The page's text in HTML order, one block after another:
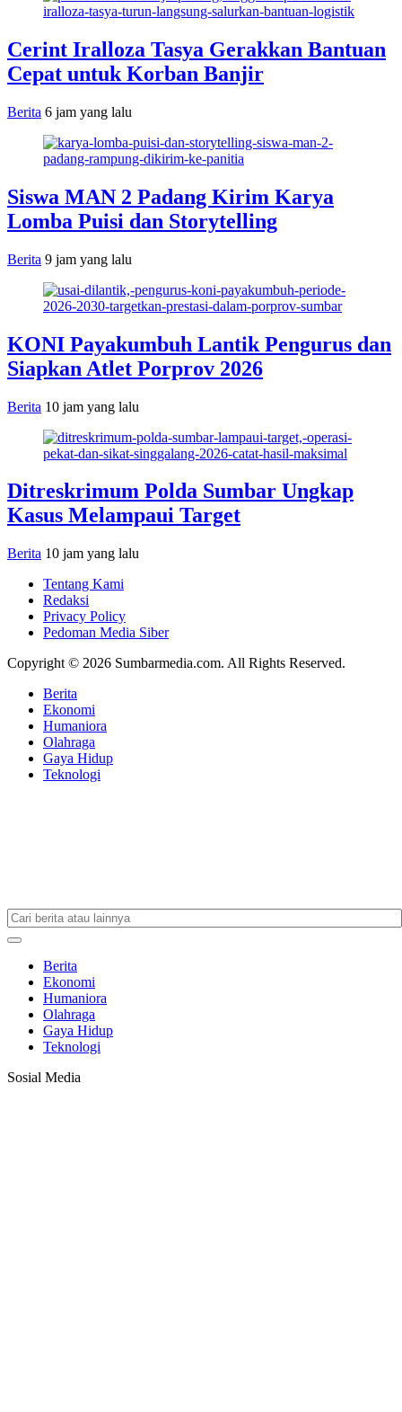
Cerint Iralloza Tasya Gerakkan Bantuan
Cepat untuk Korban Banjir
Berita 6 jam yang lalu
Siswa MAN 2 Padang Kirim Karya
Lomba Puisi dan Storytelling
Berita 9 jam yang lalu
KONI Payakumbuh Lantik Pengurus dan
Siapkan Atlet Porprov 2026
Berita 10 jam yang lalu
Ditreskrimum Polda Sumbar Ungkap
Kasus Melampaui Target
Berita 10 jam yang lalu
Tentang Kami
Redaksi
Privacy Policy
Pedoman Media Siber
Copyright © 2026 Sumbarmedia.com. All Rights Reserved.
Berita
Ekonomi
Humaniora
Olahraga
Gaya Hidup
Teknologi
Berita
Ekonomi
Humaniora
Olahraga
Gaya Hidup
Teknologi
Sosial Media